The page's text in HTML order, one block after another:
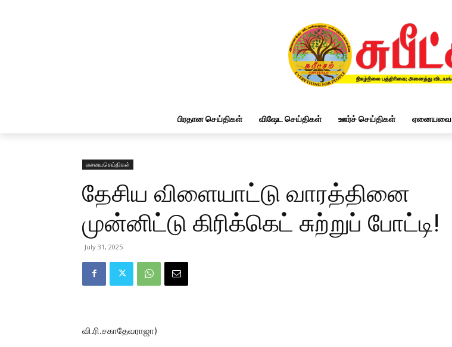
பிரதான செய்திகள் விஷேட செய்திகள் ஊர்ச் செய்திகள் ஏனையவை
ஏனையசெய்திகள்
தேசிய விளையாட்டு வாரத்தினை
முன்னிட்டு கிரிக்கெட் சுற்றுப் போட்டி!
July 31, 2025
வி.ரி.சகாதேவராஜா)